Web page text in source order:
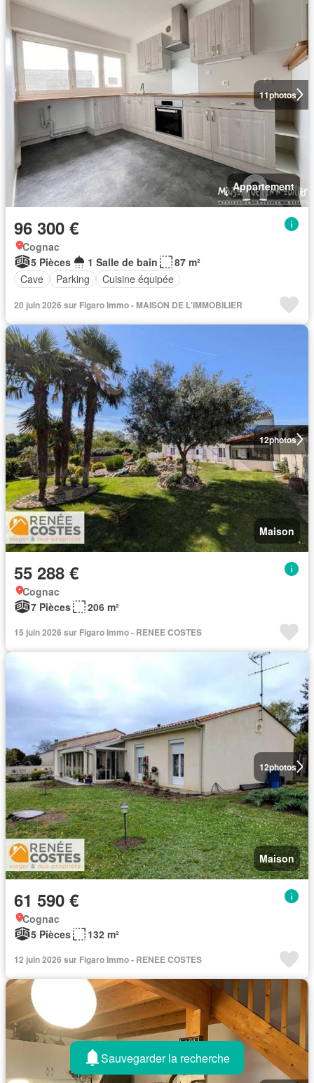
11photos
Appartement
96 300 €
Cognac
5 Pièces
1 Salle de bain
87 m²
Cave
Parking Cuisine équipée
20 juin 2026 sur Figaro Immo - MAISON DE L'IMMOBILIER
12photos
Maison
55 288 €
Cognac
7 Pièces
206 m²
15 juin 2026 sur Figaro Immo - RENEE COSTES
12photos
Maison
61 590 €
Cognac
5 Pièces
132 m²
12 juin 2026 sur Figaro Immo - RENEE COSTES
Sauvegarder la recherche